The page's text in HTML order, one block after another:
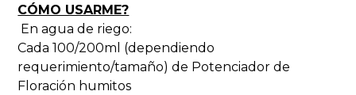
CÓMO USARME?
En agua de riego:
Cada 100/200ml (dependiendo
requerimiento/tamaño) de Potenciador de
Floración humitos